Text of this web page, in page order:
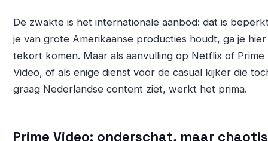
De zwakte is het internationale aanbod: dat is
je van grote Amerikaanse producties houdt, ga je hier
tekort komen. Maar als aanvulling op Netflix of Prime
Video, of als enige dienst voor de casual kijker die
graag Nederlandse content ziet, werkt het prima.
Prime Video: onderschat, maar